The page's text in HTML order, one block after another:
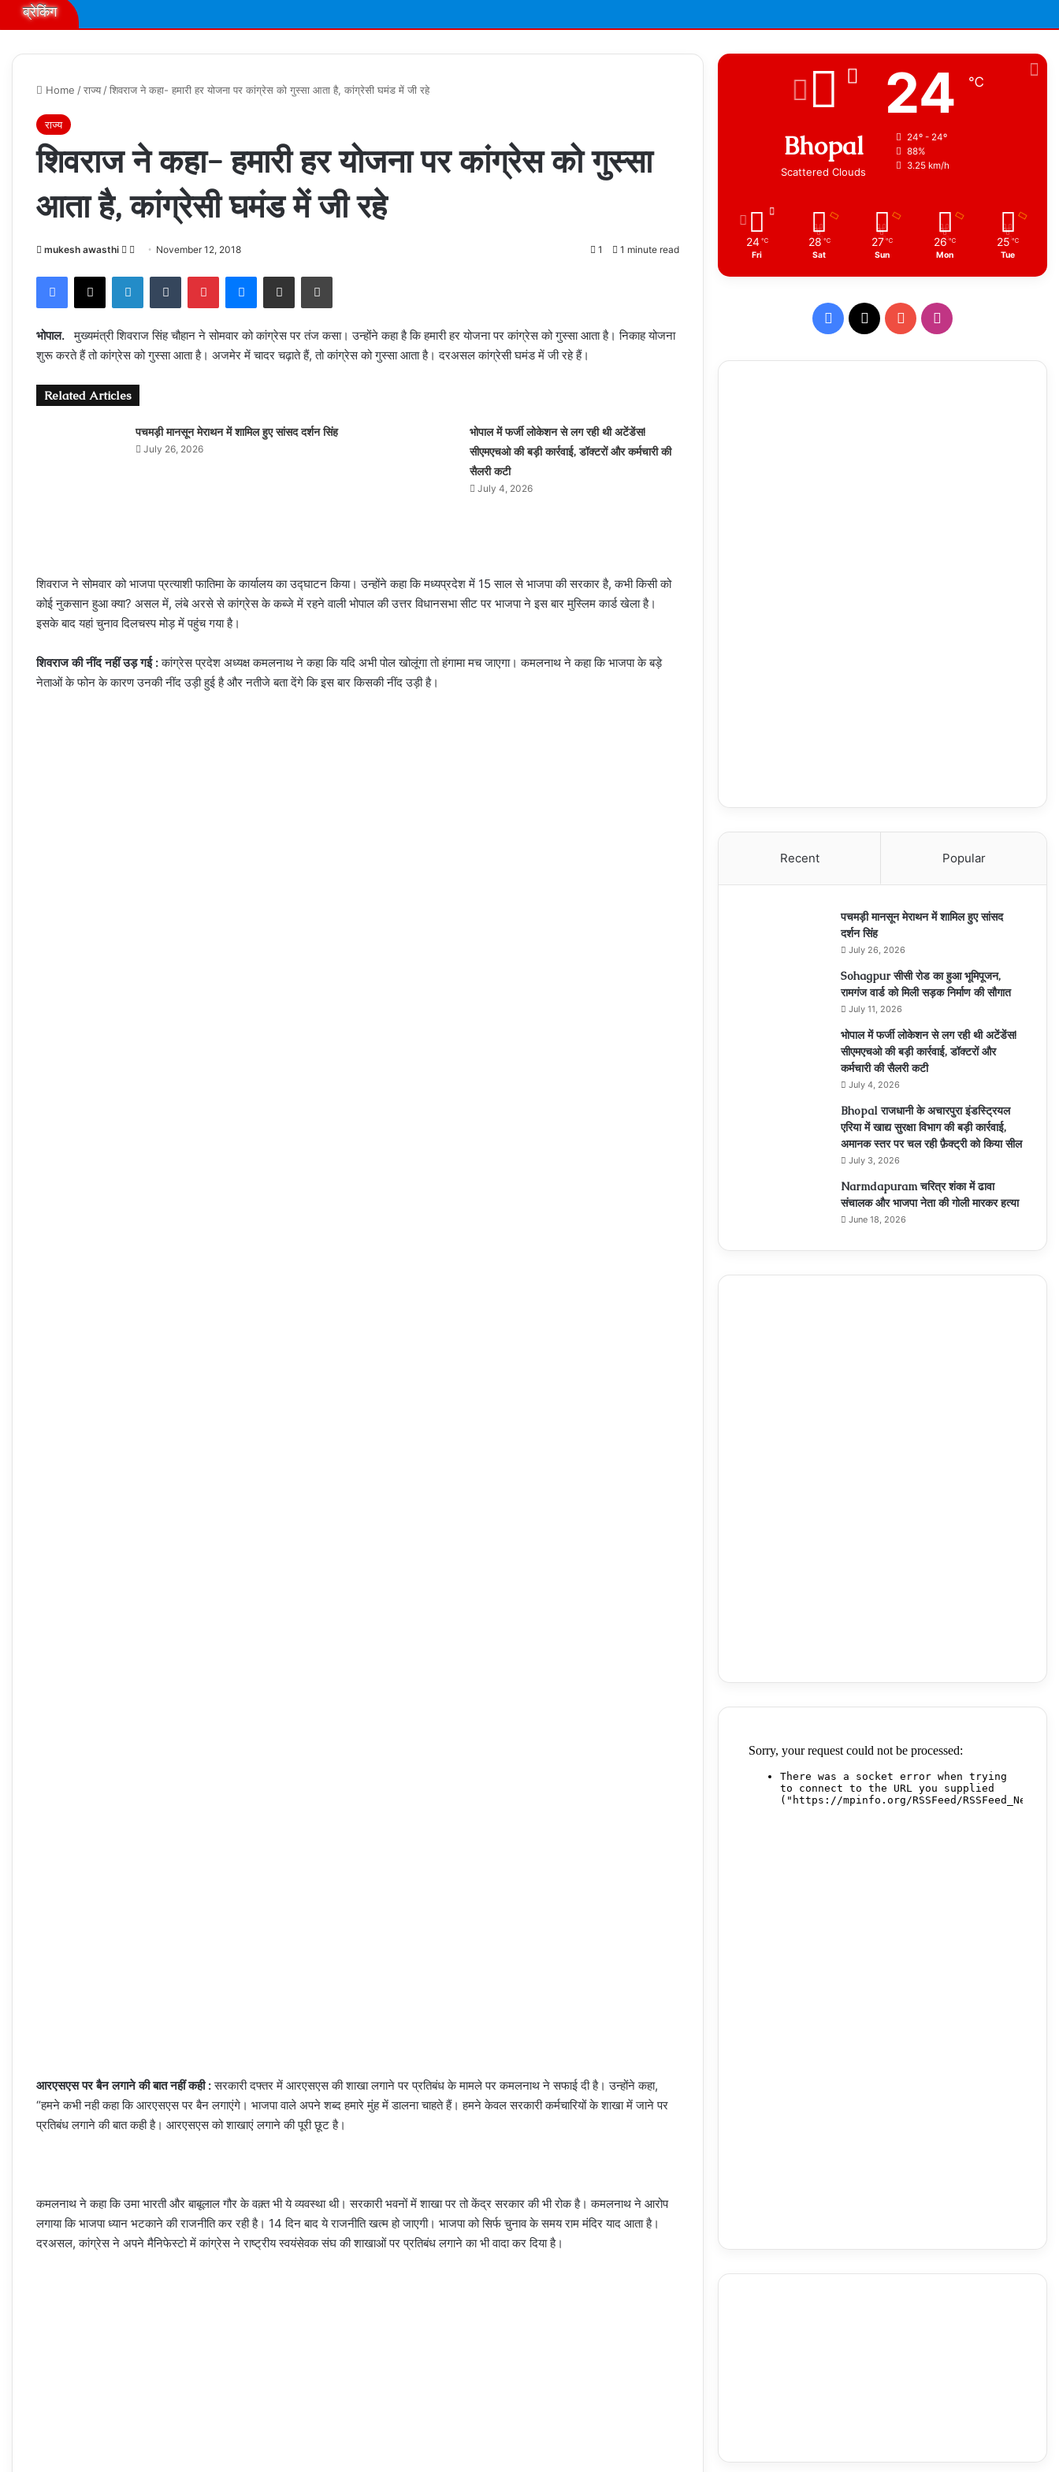
ब्रेकिंग
Home /राज्य /शिवराज ने कहा- हमारी हर योजना पर कांग्रेस को गुस्सा आता है, कांग्रेसी घमंड में जी रहे
राज्य
शिवराज ने कहा- हमारी हर योजना पर कांग्रेस को गुस्सा
आता है, कांग्रेसी घमंड में जी रहे
mukesh awasthi
Follow
X
Send November 12, 2018 1 1 minute read
Facebook
X LinkedInTumblr PinterestMessenger
Share via Email Print
भोपाल.मुख्यमंत्री शिवराज सिंह चौहान ने सोमवार को कांग्रेस पर तंज कसा। उन्होंने कहा है कि हमारी हर योजना पर कांग्रेस को गुस्सा आता है। निकाह योजना
शुरू करते हैं तो कांग्रेस को गुस्सा आता है। अजमेर में चादर चढ़ाते हैं, तो कांग्रेस को गुस्सा आता है। दरअसल कांग्रेसी घमंड में जी रहे हैं।
Related Articles
पचमड़ी मानसून मेराथन में शामिल हुए सांसद दर्शन सिंह
July 26, 2026
भोपाल में फर्जी लोकेशन से लग रही थी अटेंडेंस!
सीएमएचओ की बड़ी कार्रवाई, डॉक्टरों और कर्मचारी की
सैलरी कटी
July 4, 2026
शिवराज ने सोमवार को भाजपा प्रत्याशी फातिमा के कार्यालय का उद्घाटन किया। उन्होंने कहा कि मध्यप्रदेश में 15 साल से भाजपा की सरकार है, कभी किसी को
कोई नुकसान हुआ क्या? असल में, लंबे अरसे से कांग्रेस के कब्जे में रहने वाली भोपाल की उत्तर विधानसभा सीट पर भाजपा ने इस बार मुस्लिम कार्ड खेला है।
इसके बाद यहां चुनाव दिलचस्प मोड़ में पहुंच गया है।
शिवराज की नींद नहीं उड़ गई :कांग्रेस प्रदेश अध्यक्ष कमलनाथ ने कहा कि यदि अभी पोल खोलूंगा तो हंगामा मच जाएगा। कमलनाथ ने कहा कि भाजपा के बड़े
नेताओं के फोन के कारण उनकी नींद उड़ी हुई है और नतीजे बता देंगे कि इस बार किसकी नींद उड़ी है।
आरएसएस पर बैन लगाने की बात नहीं कही :सरकारी दफ्तर में आरएसएस की शाखा लगाने पर प्रतिबंध के मामले पर कमलनाथ ने सफाई दी है। उन्होंने कहा,
“हमने कभी नही कहा कि आरएसएस पर बैन लगाएंगे। भाजपा वाले अपने शब्द हमारे मुंह में डालना चाहते हैं। हमने केवल सरकारी कर्मचारियों के शाखा में जाने पर
प्रतिबंध लगाने की बात कही है। आरएसएस को शाखाएं लगाने की पूरी छूट है।
कमलनाथ ने कहा कि उमा भारती और बाबूलाल गौर के वक़्त भी ये व्यवस्था थी। सरकारी भवनों में शाखा पर तो केंद्र सरकार की भी रोक है। कमलनाथ ने आरोप
लगाया कि भाजपा ध्यान भटकाने की राजनीति कर रही है। 14 दिन बाद ये राजनीति खत्म हो जाएगी। भाजपा को सिर्फ चुनाव के समय राम मंदिर याद आता है।
दरअसल, कांग्रेस ने अपने मैनिफेस्टो में कांग्रेस ने राष्ट्रीय स्वयंसेवक संघ की शाखाओं पर प्रतिबंध लगाने का भी वादा कर दिया है।
Bhopal
Scattered Clouds
24 ℃
24º - 24º
88%
3.25 km/h
24 ℃
Fri
28 ℃
Sat
27 ℃
Sun
26 ℃
Mon
25 ℃
Tue
Facebook
X YouTubeInstagram
Recent Popular
पचमड़ी मानसून मेराथन में शामिल हुए सांसद
दर्शन सिंह
July 26, 2026
Sohagpur सीसी रोड का हुआ भूमिपूजन,
रामगंज वार्ड को मिली सड़क निर्माण की सौगात
July 11, 2026
भोपाल में फर्जी लोकेशन से लग रही थी अटेंडेंस!
सीएमएचओ की बड़ी कार्रवाई, डॉक्टरों और
कर्मचारी की सैलरी कटी
July 4, 2026
Bhopal राजधानी के अचारपुरा इंडस्ट्रियल
एरिया में खाद्य सुरक्षा विभाग की बड़ी कार्रवाई,
अमानक स्तर पर चल रही फ़ैक्ट्री को किया सील
July 3, 2026
Narmdapuram चरित्र शंका में ढावा
संचालक और भाजपा नेता की गोली मारकर हत्या
June 18, 2026